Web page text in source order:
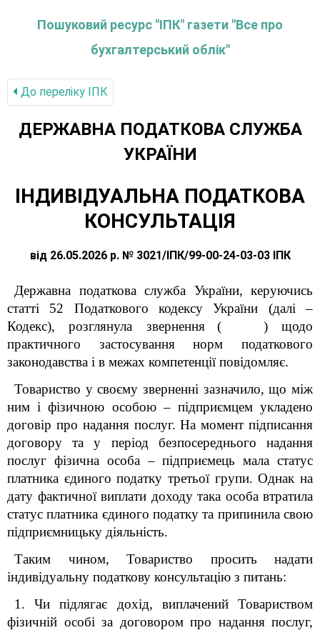
Пошуковий ресурс "ІПК" газети "Все про
бухгалтерський облік"
До переліку IПК
ДЕРЖАВНА ПОДАТКОВА СЛУЖБА
УКРАЇНИ
ІНДИВІДУАЛЬНА ПОДАТКОВА
КОНСУЛЬТАЦІЯ
від 26.05.2026 р. № 3021/ІПК/99-00-24-03-03 ІПК
Державна податкова служба України, керуючись
статті 52 Податкового кодексу України (далі –
Кодекс), розглянула звернення
( ) щодо
практичного застосування норм податкового
законодавства і в межах компетенції повідомляє.
Товариство у своєму зверненні зазначило, що між
ним і фізичною особою – підприємцем укладено
договір про надання послуг. На момент підписання
договору та у період безпосереднього надання
послуг фізична особа – підприємець мала статус
платника єдиного податку третьої групи. Однак на
дату фактичної виплати доходу така особа втратила
статус платника єдиного податку та припинила свою
підприємницьку діяльність.
Таким чином, Товариство просить надати
індивідуальну податкову консультацію з питань:
1. Чи підлягає дохід, виплачений Товариством
фізичній особі за договором про надання послуг,